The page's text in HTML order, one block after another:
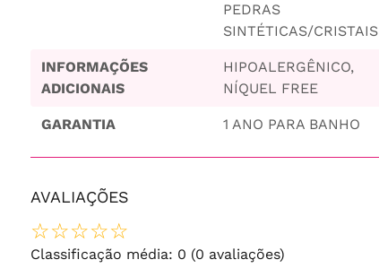
PEDRAS
SINTÉTICAS/CRISTAIS
INFORMAÇÕES
ADICIONAIS
HIPOALERGÊNICO,
NÍQUEL FREE
GARANTIA 1 ANO PARA BANHO
AVALIAÇÕES
☆☆☆☆☆
Classificação média: 0 (0 avaliações)